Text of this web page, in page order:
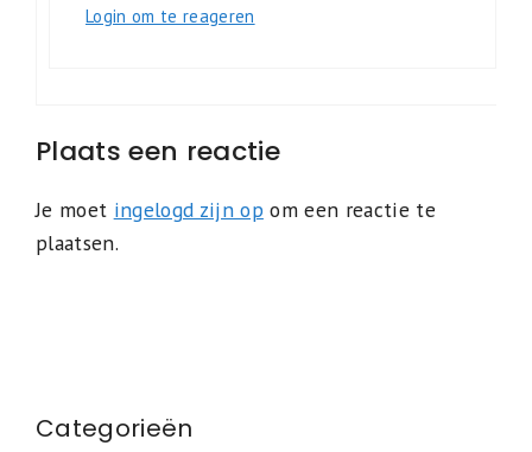
Login om te reageren
Plaats een reactie
Je moet ingelogd zijn op om een reactie te
plaatsen.
Categorieën